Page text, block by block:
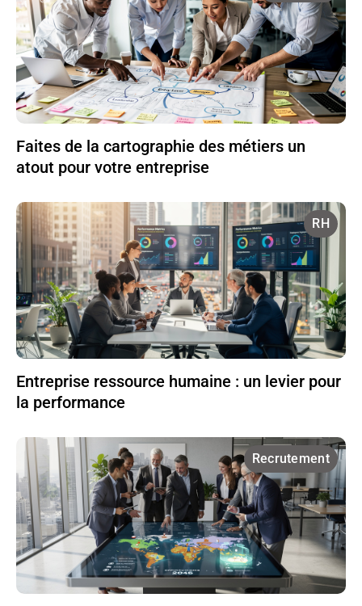
Faites de la cartographie des métiers un
atout pour votre entreprise
RH
Entreprise ressource humaine : un levier pour
la performance
Recrutement